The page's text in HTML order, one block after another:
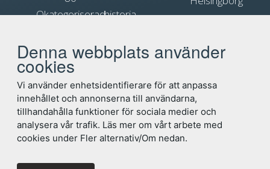
Denna webbplats använder
cookies
Vi använder enhetsidentifierare för att anpassa
innehållet och annonserna till användarna,
tillhandahålla funktioner för sociala medier och
analysera vår trafik. Läs mer om vårt arbete med
cookies under Fler alternativ/Om nedan.
0897
info@flagga.com
historia
Flaggregler
Okategoriserad